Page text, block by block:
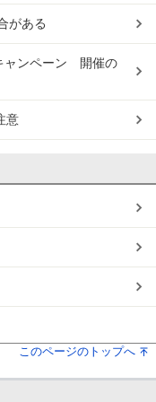
がある
ャンペーン 開催の
意
このページのトップへ